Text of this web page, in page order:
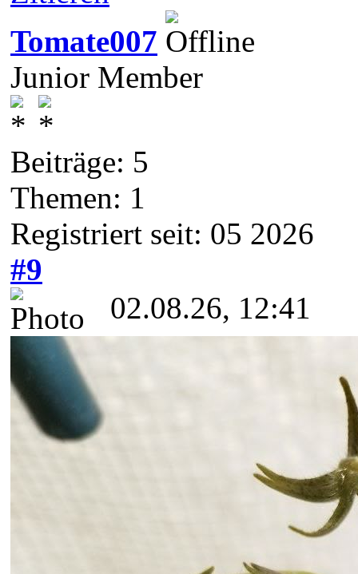
Tomate007
Junior Member
Beiträge: 5
Themen: 1
Registriert seit: 05 2026
#9
02.08.26, 12:41